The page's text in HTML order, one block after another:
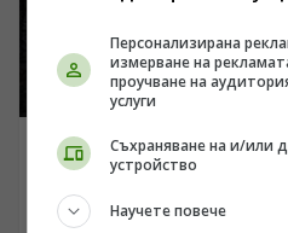
УКРАЙНА
Ударите по промишления
бъдещето на ракетната
Персонализирана
измерване на
проучване на
услуги
Съхраняване на и/или
устройство
Научете повече